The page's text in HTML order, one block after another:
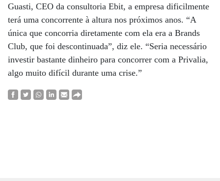
Guasti, CEO da consultoria Ebit, a empresa dificilmente
terá uma concorrente à altura nos próximos anos. “A
única que concorria diretamente com ela era a Brands
Club, que foi descontinuada”, diz ele. “Seria necessário
investir bastante dinheiro para concorrer com a Privalia,
algo muito difícil durante uma crise.”